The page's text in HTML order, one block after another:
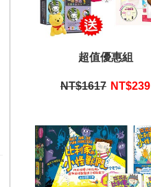
超值優惠組
NT$1617 NT$239